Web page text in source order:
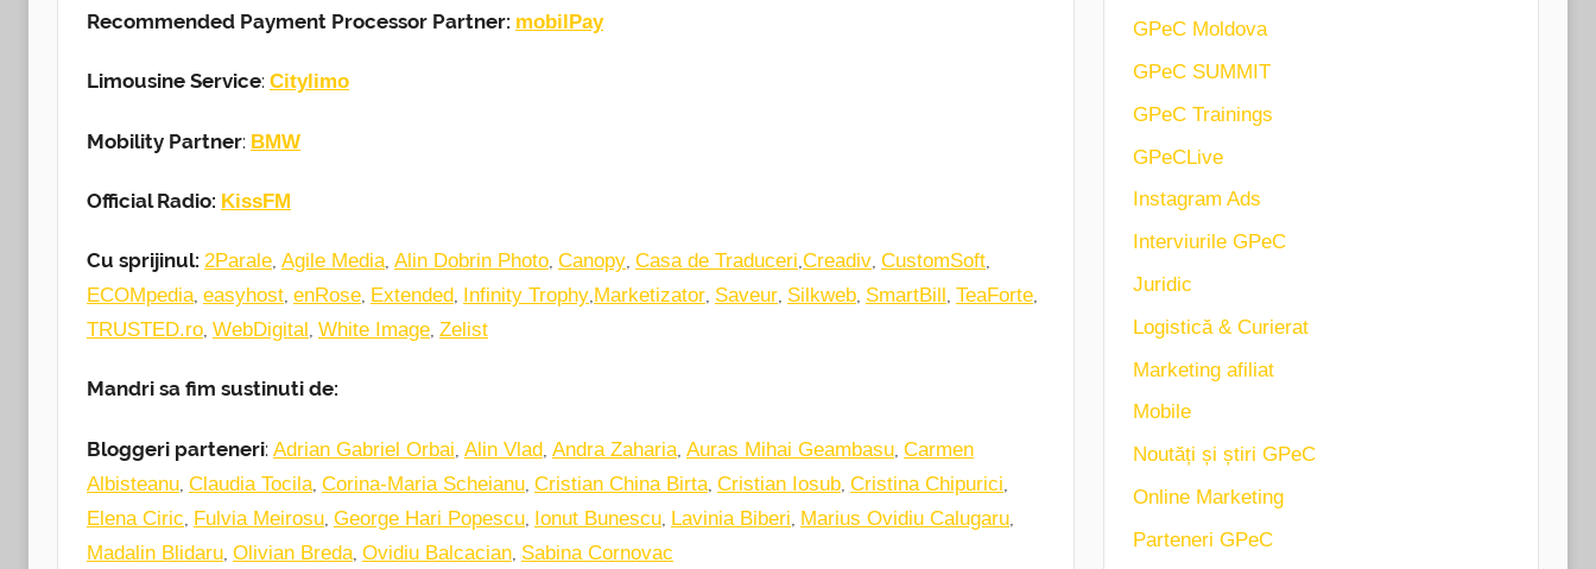
Recommended Payment Processor Partner: mobilPay
Limousine Service: Citylimo
Mobility Partner: BMW
Official Radio: KissFM
Cu sprijinul: 2Parale, Agile Media, Alin Dobrin Photo, Canopy, Casa de Traduceri,Creadiv, CustomSoft,
ECOMpedia, easyhost, enRose, Extended, Infinity Trophy,Marketizator, Saveur, Silkweb, SmartBill, TeaForte,
TRUSTED.ro, WebDigital, White Image, Zelist
Mandri sa fim sustinuti de:
Bloggeri parteneri: Adrian Gabriel Orbai Alin Vlad Andra Zaharia Auras Mihai Geambasu Carmen
Albisteanu Claudia Tocila Corina-Maria Scheianu Cristian China Birta Cristian Iosub Cristina Chipurici
Elena Ciric Fulvia Meirosu George Hari Popescu Ionut Bunescu Lavinia Biberi Marius Ovidiu Calugaru
Madalin Blidaru Olivian Breda Ovidiu Balcacian Sabina Cornovac
GPeC Moldova
GPeC SUMMIT
GPeC Trainings
GPeCLive
Instagram Ads
Interviurile GPeC
Juridic
Logistică & Curierat
Marketing afiliat
Mobile
Noutăți și știri GPeC
Online Marketing
Parteneri GPeC